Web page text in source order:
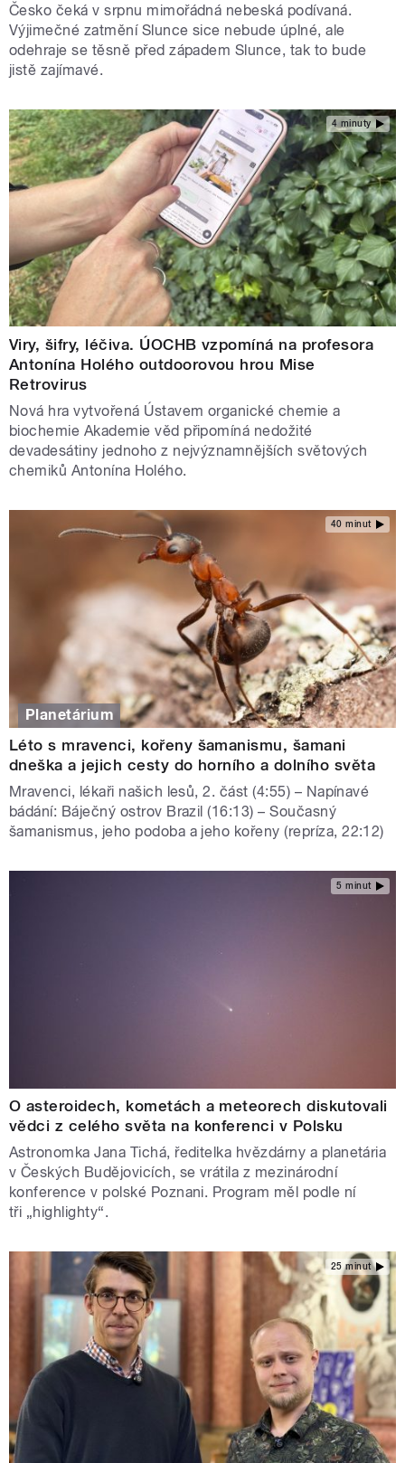
Česko čeká v srpnu mimořádná nebeská podívaná.
Výjimečné zatmění Slunce sice nebude úplné, ale
odehraje se těsně před západem Slunce, tak to bude
jistě zajímavé.
4 minuty
Viry, šifry, léčiva. ÚOCHB vzpomíná na profesora
Antonína Holého outdoorovou hrou Mise
Retrovirus
Nová hra vytvořená Ústavem organické chemie a
biochemie Akademie věd připomíná nedožité
devadesátiny jednoho z nejvýznamnějších světových
chemiků Antonína Holého.
40 minut
Planetárium
Léto s mravenci, kořeny šamanismu, šamani
dneška a jejich cesty do horního a dolního světa
Mravenci, lékaři našich lesů, 2. část (4:55) – Napínavé
bádání: Báječný ostrov Brazil (16:13) – Současný
šamanismus, jeho podoba a jeho kořeny (repríza, 22:12)
5 minut
O asteroidech, kometách a meteorech diskutovali
vědci z celého světa na konferenci v Polsku
Astronomka Jana Tichá, ředitelka hvězdárny a planetária
v Českých Budějovicích, se vrátila z mezinárodní
konference v polské Poznani. Program měl podle ní
tři „highlighty“.
25 minut